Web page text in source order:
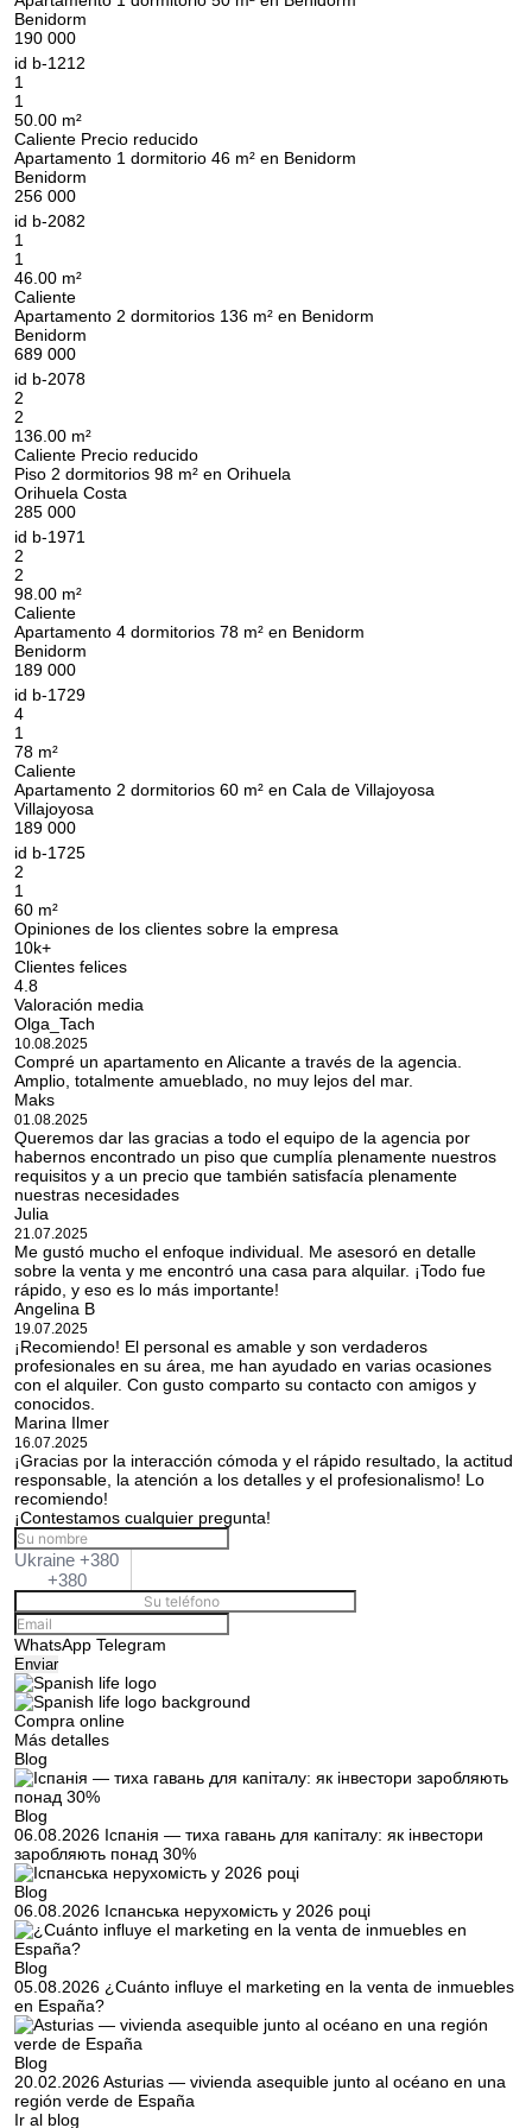
Benidorm
190 000
id b-1212
1
1
50.00 m²
Caliente Precio reducido
Apartamento 1 dormitorio 46 m² en Benidorm
Benidorm
256 000
id b-2082
1
1
46.00 m²
Caliente
Apartamento 2 dormitorios 136 m² en Benidorm
Benidorm
689 000
id b-2078
2
2
136.00 m²
Caliente Precio reducido
Piso 2 dormitorios 98 m² en Orihuela
Orihuela Costa
285 000
id b-1971
2
2
98.00 m²
Caliente
Apartamento 4 dormitorios 78 m² en Benidorm
Benidorm
189 000
id b-1729
4
1
78 m²
Caliente
Apartamento 2 dormitorios 60 m² en Cala de Villajoyosa
Villajoyosa
189 000
id b-1725
2
1
60 m²
Opiniones de los clientes sobre la empresa
10k+
Clientes felices
4.8
Valoración media
Olga_Tach
10.08.2025
Compré un apartamento en Alicante a través de la agencia.
Amplio, totalmente amueblado, no muy lejos del mar.
Maks
01.08.2025
Queremos dar las gracias a todo el equipo de la agencia por
habernos encontrado un piso que cumplía plenamente nuestros
requisitos y a un precio que también satisfacía plenamente
nuestras necesidades
Julia
21.07.2025
Me gustó mucho el enfoque individual. Me asesoró en detalle
sobre la venta y me encontró una casa para alquilar. ¡Todo fue
rápido, y eso es lo más importante!
Angelina B
19.07.2025
¡Recomiendo! El personal es amable y son verdaderos
profesionales en su área, me han ayudado en varias ocasiones
con el alquiler. Con gusto comparto su contacto con amigos y
conocidos.
Marina Ilmer
16.07.2025
¡Gracias por la interacción cómoda y el rápido resultado, la actitud
responsable, la atención a los detalles y el profesionalismo! Lo
recomiendo!
¡Contestamos cualquier pregunta!
Ukraine +380
+380
WhatsApp Telegram
Enviar
Compra online
Más detalles
Blog
Blog
06.08.2026 Іспанія — тиха гавань для капіталу: як інвестори
заробляють понад 30%
Blog
06.08.2026 Іспанська нерухомість у 2026 році
Blog
05.08.2026 ¿Cuánto influye el marketing en la venta de inmuebles
en España?
Blog
20.02.2026Asturias — vivienda asequible junto al océano en una
región verde de España
Ir al blog
¡Gracias!
Hemos recibido su
solicitud y le
responderemos en
breve.
La suscripción a las actualizaciones se ha
Deje sus datos de contacto y nos pondremos en
DEVUÉLVAME LA LLAMADA